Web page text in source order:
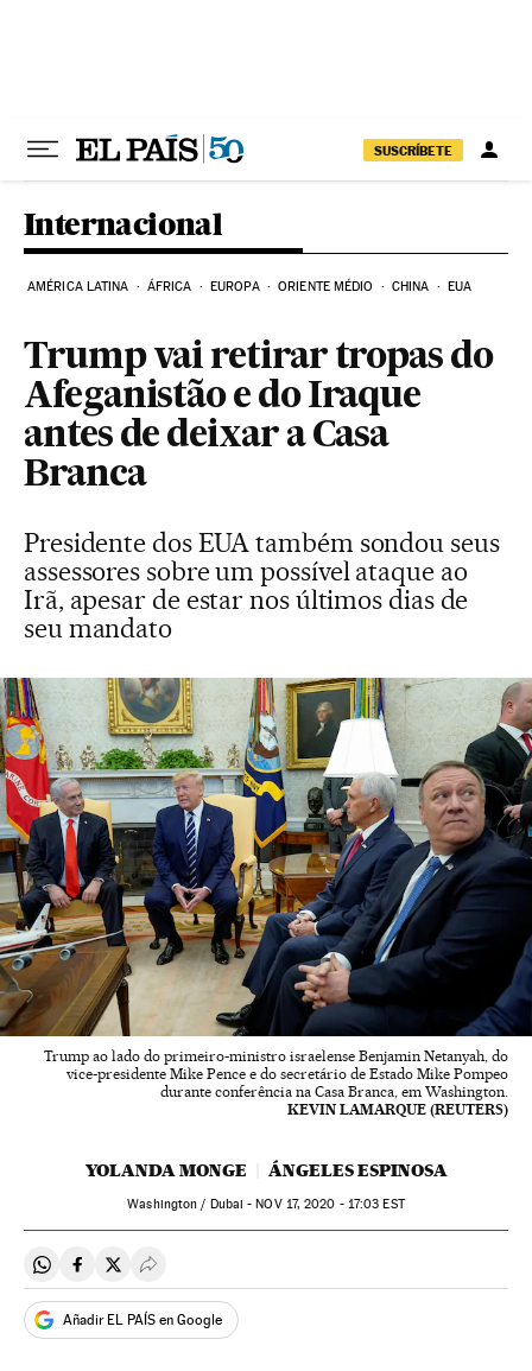
SUSCRÍBETE
Internacional
AMÉRICA LATINA ÁFRICA EUROPA ORIENTE MÉDIO CHINA EUA
Trump vai retirar tropas do
Afeganistão e do Iraque
antes de deixar a Casa
Branca
Presidente dos EUA também sondou seus
assessores sobre um possível ataque ao
Irã, apesar de estar nos últimos dias de
seu mandato
Trump ao lado do primeiro-ministro israelense Benjamin Netanyah, do
vice-presidente Mike Pence e do secretário de Estado Mike Pompeo
durante conferência na Casa Branca, em Washington.
KEVIN LAMARQUE (REUTERS)
YOLANDA MONGE ÁNGELES ESPINOSA
Washington / Dubai - NOV17, 2020 - 17:03 EST
Compartir en Whatsapp
Compartir en Facebook
Compartir en Twitter
Desplegar Redes Sociales
Añadir EL PAÍS en Google